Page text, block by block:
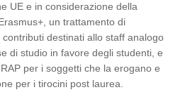
UE e in considerazione della
un trattamento di
destinati allo staff analogo
di studio in favore degli studenti, e
per i soggetti che la erogano e
per i tirocini post laurea.